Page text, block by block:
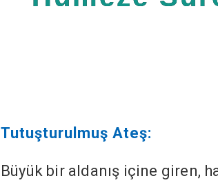
Tutuşturulmuş Ateş:
Büyük bir aldanış içine giren,